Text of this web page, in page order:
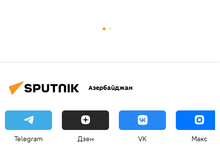
Азербайджан
Telegram Дзен VK Макс